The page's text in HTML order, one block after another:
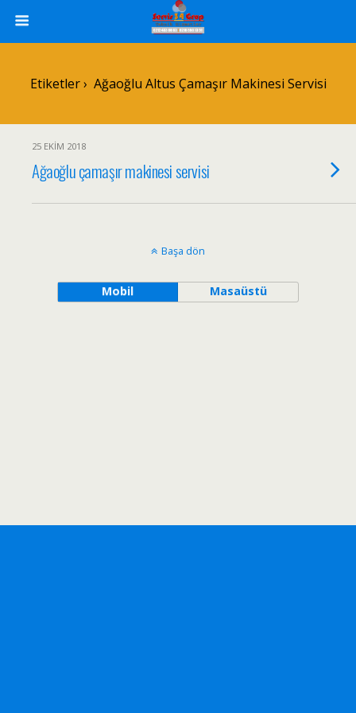
Etiketler › Ağaoğlu Altus Çamaşır Makinesi Servisi
25 EKIM 2018
Ağaoğlu çamaşır makinesi servisi
Başa dön
Mobil Masaüstü